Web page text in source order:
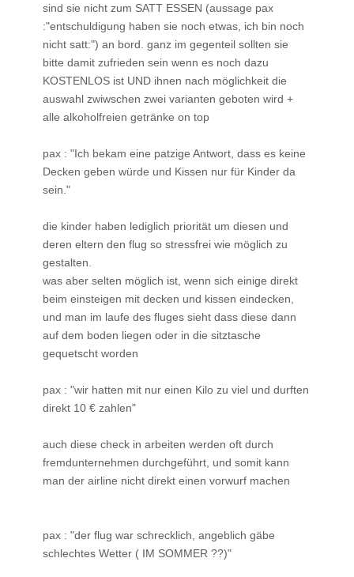
sind sie nicht zum SATT ESSEN (aussage pax
:"entschuldigung haben sie noch etwas, ich bin noch
nicht satt:") an bord. ganz im gegenteil sollten sie
bitte damit zufrieden sein wenn es noch dazu
KOSTENLOS ist UND ihnen nach möglichkeit die
auswahl zwiwschen zwei varianten geboten wird +
alle alkoholfreien getränke on top
pax : "Ich bekam eine patzige Antwort, dass es keine
Decken geben würde und Kissen nur für Kinder da
sein."
die kinder haben lediglich priorität um diesen und
deren eltern den flug so stressfrei wie möglich zu
gestalten.
was aber selten möglich ist, wenn sich einige direkt
beim einsteigen mit decken und kissen eindecken,
und man im laufe des fluges sieht dass diese dann
auf dem boden liegen oder in die sitztasche
gequetscht worden
pax : "wir hatten mit nur einen Kilo zu viel und durften
direkt 10 € zahlen"
auch diese check in arbeiten werden oft durch
fremdunternehmen durchgeführt, und somit kann
man der airline nicht direkt einen vorwurf machen
pax : "der flug war schrecklich, angeblich gäbe
schlechtes Wetter ( IM SOMMER ??)"